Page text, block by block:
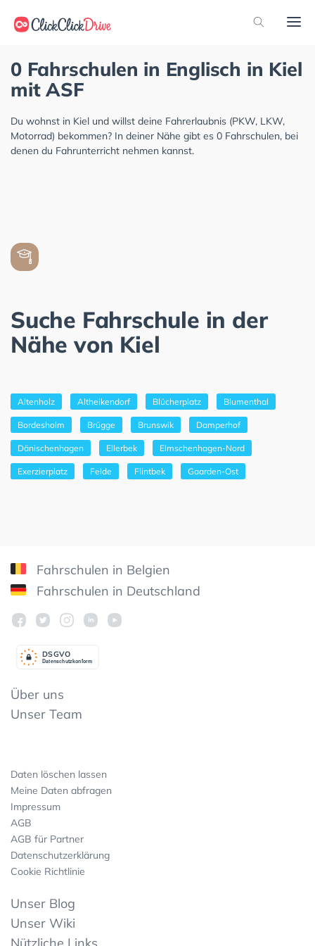
0 Fahrschulen in Englisch in Kiel
mit ASF
Du wohnst in Kiel und willst deine Fahrerlaubnis (PKW, LKW,
Motorrad) bekommen? In deiner Nähe gibt es 0 Fahrschulen, bei
denen du Fahrunterricht nehmen kannst.
Suche Fahrschule in der
Nähe von Kiel
Altenholz Altheikendorf Blücherplatz Blumenthal
Bordesholm Brügge Brunswik Damperhof
Dänischenhagen Ellerbek Elmschenhagen-Nord
Exerzierplatz Felde Flintbek Gaarden-Ost
Fahrschulen in Belgien
Fahrschulen in Deutschland
Datenschutzkonform
DSGVO
Über uns
Unser Team
Daten löschen lassen
Meine Daten abfragen
Impressum
AGB
AGB für Partner
Datenschutzerklärung
Cookie Richtlinie
Unser Blog
Unser Wiki